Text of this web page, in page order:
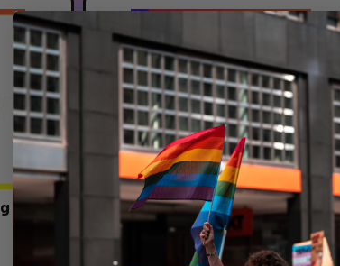
Collier dog training rouge
15,30 €